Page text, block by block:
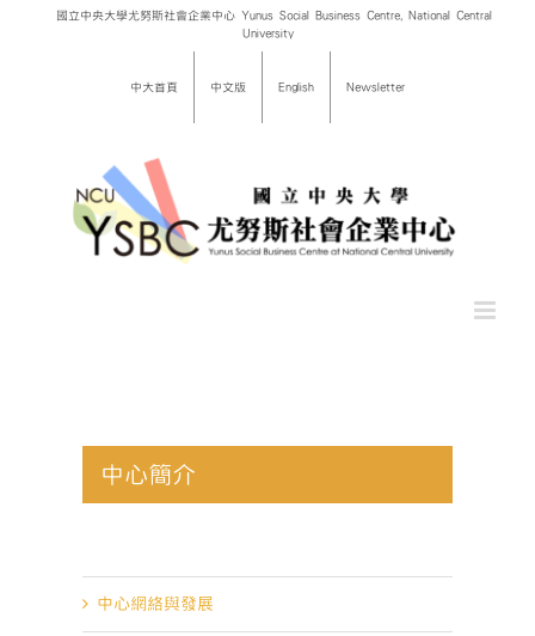
國立中央大學尤努斯社會企業中心 Yunus Social Business Centre, National Central
University
中大首頁 中文版 English Newsletter
中心簡介
中心網絡與發展